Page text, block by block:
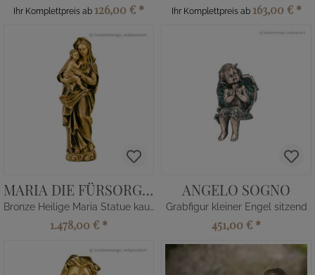
Ihr Komplettpreis ab 126,00 € * Ihr Komplettpreis ab 163,00 € *
MARIA DIE FÜRSORGLICHE
Bronze Heilige Maria Statue kaufen
1.478,00 € *
ANGELO SOGNO
Grabfigur kleiner Engel sitzend
451,00 € *